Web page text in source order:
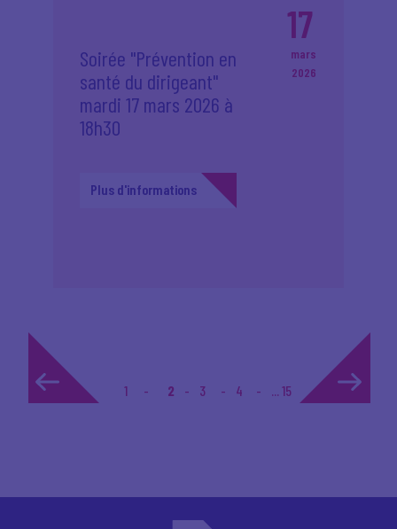
17
mars
2026
Soirée "Prévention en
santé du dirigeant"
mardi 17 mars 2026 à
18h30
Plus d'informations
1 2 3 4 ... 15